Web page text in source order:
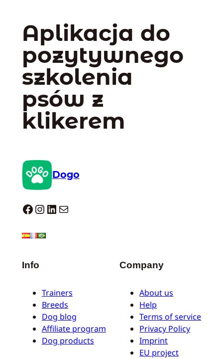
Aplikacja do
pozytywnego
szkolenia
psów z
klikerem
Dogo
Dogo facebook InstagramLinkedIn Mail
Info
Trainers
Breeds
Dog blog
Affiliate program
Dog products
Company
About us
Help
Terms of service
Privacy Policy
Imprint
EU project